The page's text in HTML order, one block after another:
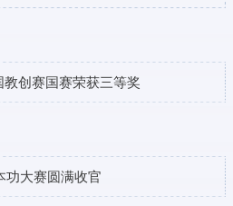
创赛国赛荣获三等奖
功大赛圆满收官